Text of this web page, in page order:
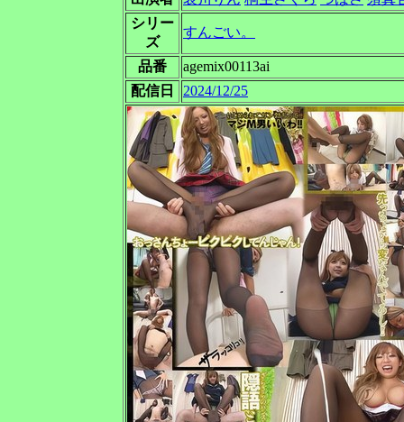
シリー
ズ
すんごい。
品番
agemix00113ai
配信日
2024/12/25